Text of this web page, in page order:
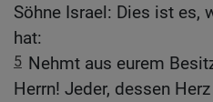
Söhne Israel: Dies ist es,
hat:
5 Nehmt aus eurem
Herrn! Jeder, dessen